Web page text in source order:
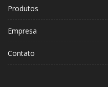
Produtos
Empresa
Contato